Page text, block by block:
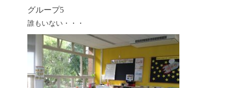
グループ5
誰もいない・・・